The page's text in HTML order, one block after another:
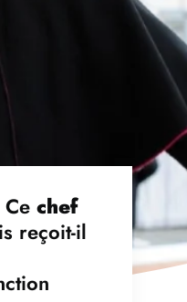
chef
reçoit-il